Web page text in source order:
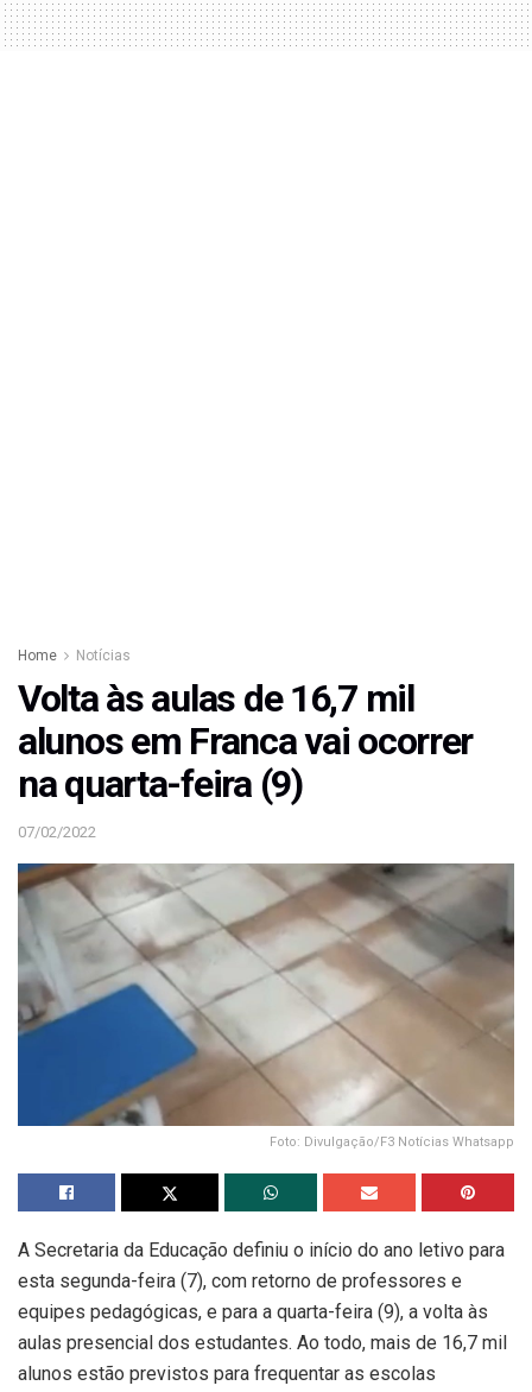
Home Notícias
Volta às aulas de 16,7 mil
alunos em Franca vai ocorrer
na quarta-feira (9)
07/02/2022
Foto: Divulgação/F3 Notícias Whatsapp
A Secretaria da Educação definiu o início do ano letivo para
esta segunda-feira (7), com retorno de professores e
equipes pedagógicas, e para a quarta-feira (9), a volta às
aulas presencial dos estudantes. Ao todo, mais de 16,7 mil
alunos estão previstos para frequentar as escolas